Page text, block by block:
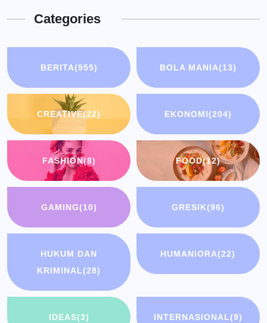
Categories
BERITA(955) BOLA MANIA(13)
CREATIVE(22) EKONOMI(204)
FASHION(8) FOOD(12)
GAMING(10) GRESIK(96)
HUKUM DAN
KRIMINAL(28)
HUMANIORA(22)
IDEAS(3) INTERNASIONAL(9)